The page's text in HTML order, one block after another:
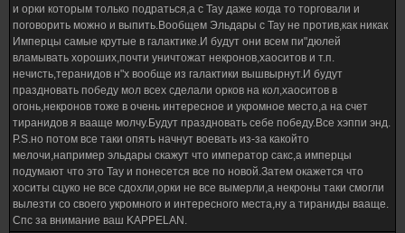
и орки которым только подраться,а с Тау даже когда то торговали и
поговорить можно и выпить.Вообщем Эльдары с Тау не против,как никак
Имперцы самые крутые в галактике.И будут они всем пи"дюлей
вламывать хороших,почти уничтожат некронов,хаоситов и т.п.
нечисть,теранидов н"х вообще из галактики вышвырнут.И будут
праздновать победу мол всех сделали орков на кол,хаоситов в
огонь,некронов тоже в очень интересное и укромное место,а на счет
тиранидов я вааще молчу.Будут праздновать себе победу.Все хэппи энд.
P.S.но потом все таки опять начнут воевать из-за какойто
мелочи,например эльдары скажут что император сакс,а имперцы
подумают что это Тау и понесется все по новой.Затем окажется что
хоситы сцуко не все сдохли,орки не все вымерли,а некроны таки смогли
вылезти со своего укромного и интересного места,ну а тираниды вааще.
Спс за внимание ваш KAPPELAN.